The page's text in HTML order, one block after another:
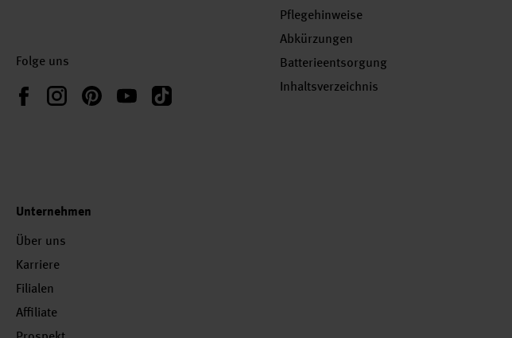
Folge uns
FacebookInstagramPinterestYouTubeTikTok
Pflegehinweise
Abkürzungen
Batterieentsorgung
Inhaltsverzeichnis
Unternehmen
Über uns
Karriere
Filialen
Affiliate